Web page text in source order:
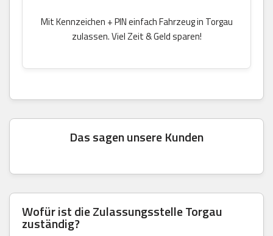
Mit Kennzeichen + PIN einfach Fahrzeug in Torgau
zulassen. Viel Zeit & Geld sparen!
Das sagen unsere Kunden
Wofür ist die Zulassungsstelle Torgau
zuständig?